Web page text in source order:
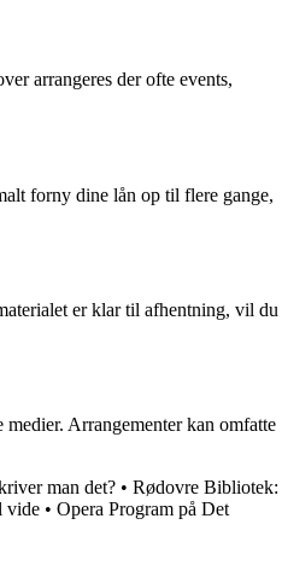
arrangeres der ofte events,
forny dine lån op til flere gange,
er klar til afhentning, vil du
Arrangementer kan omfatte
man det? • Rødovre Bibliotek:
vide • Opera Program på Det